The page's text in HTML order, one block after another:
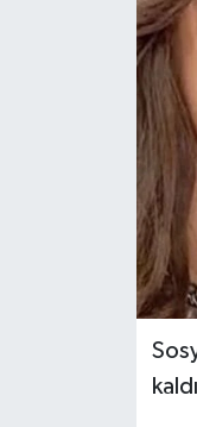
MAGAZİN
ÖZEL HABER
TEKNOLOJİ
TİCARET